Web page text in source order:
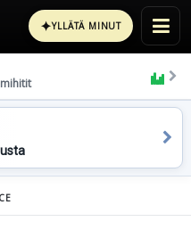
✦YLLÄTÄ MINUT